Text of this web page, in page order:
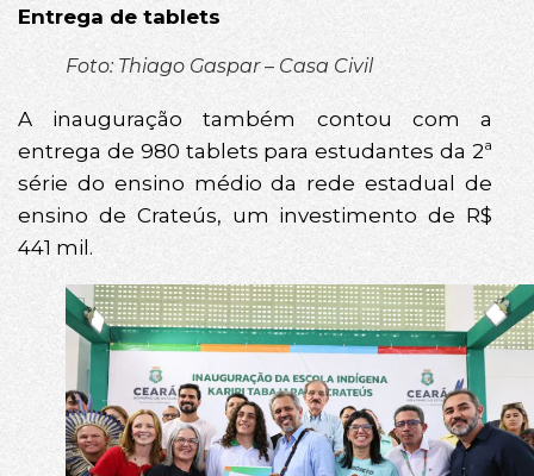
Entrega de tablets
Foto: Thiago Gaspar – Casa Civil
A inauguração também contou com a
entrega de 980 tablets para estudantes da 2ª
série do ensino médio da rede estadual de
ensino de Crateús, um investimento de R$
441 mil.